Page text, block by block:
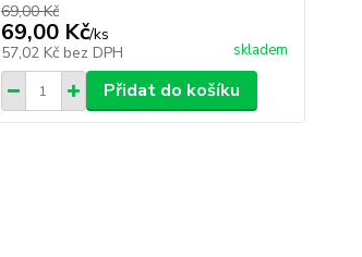
69,00 Kč
69,00 Kč/ks
57,02 Kč bez DPH skladem
Přidat do košíku